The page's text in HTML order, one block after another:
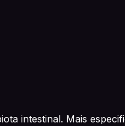
intestinal. Mais